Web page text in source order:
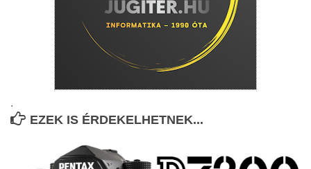
.
EZEK IS ÉRDEKELHETNEK...